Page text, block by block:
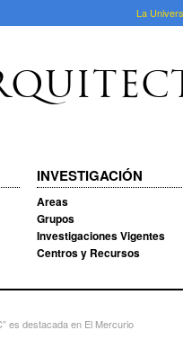
La
INVESTIGACIÓN
Areas
Grupos
Investigaciones Vigentes
Centros y Recursos
es destacada en El Mercurio